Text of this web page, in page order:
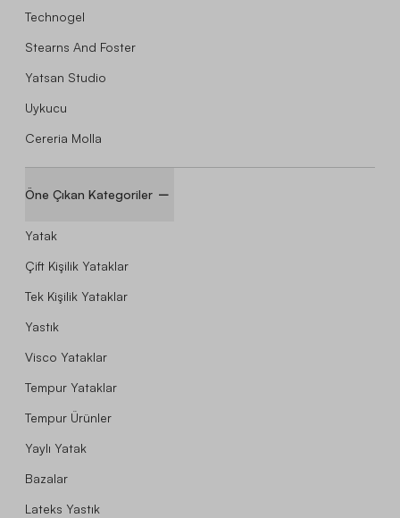
Technogel
Stearns And Foster
Yatsan Studio
Uykucu
Cereria Molla
Öne Çıkan Kategoriler
Yatak
Çift Kişilik Yataklar
Tek Kişilik Yataklar
Yastık
Visco Yataklar
Tempur Yataklar
Tempur Ürünler
Yaylı Yatak
Bazalar
Lateks Yastık